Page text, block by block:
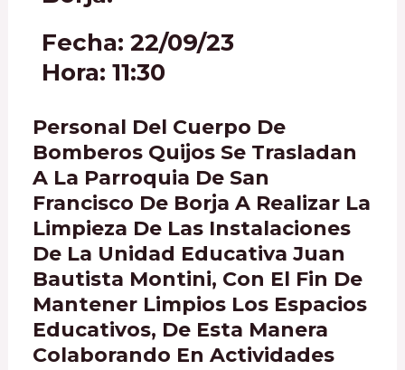
Fecha: 22/09/23
Hora: 11:30
Personal Del Cuerpo De
Bomberos Quijos Se Trasladan
A La Parroquia De San
Francisco De Borja A Realizar La
Limpieza De Las Instalaciones
De La Unidad Educativa Juan
Bautista Montini, Con El Fin De
Mantener Limpios Los Espacios
Educativos, De Esta Manera
Colaborando En Actividades